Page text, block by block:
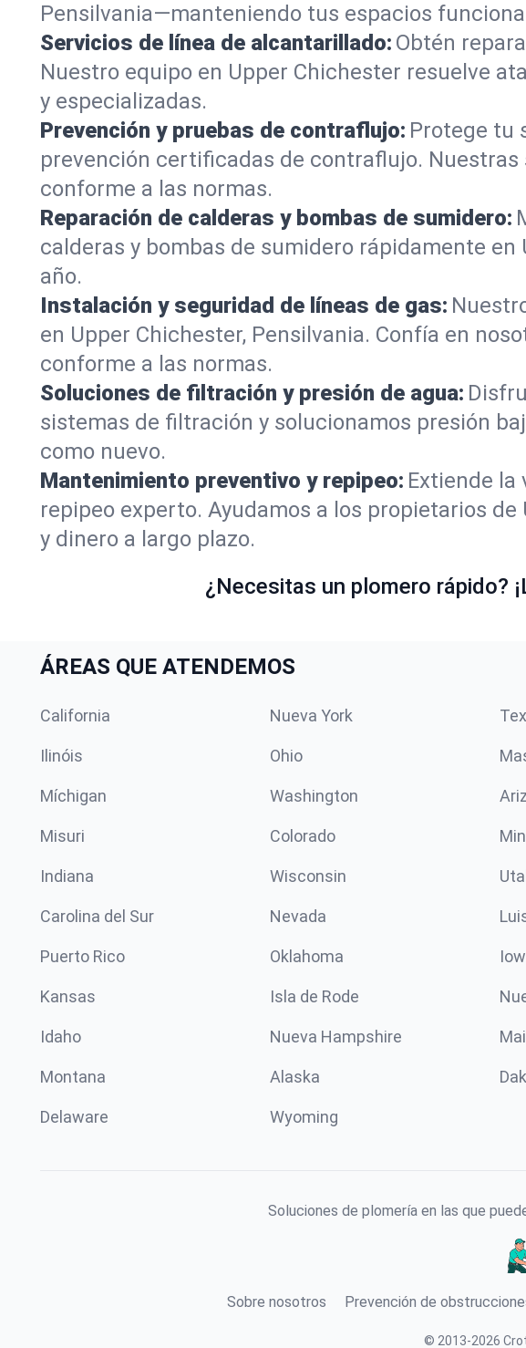
Pensilvania—manteniendo tus espacios
Servicios de línea de alcantarillado: Obtén
Nuestro equipo en Upper Chichester resuelve
y especializadas.
Prevención y pruebas de contraflujo: Protege tu
prevención certificadas de contraflujo.
conforme a las normas.
Reparación de calderas y bombas de sumidero:
calderas y bombas de sumidero rápidamente
año.
Instalación y seguridad de líneas de gas:
en Upper Chichester, Pensilvania. Confía en
conforme a las normas.
Soluciones de filtración y presión de agua:
sistemas de filtración y solucionamos presión
como nuevo.
Mantenimiento preventivo y repipeo: Extiende
repipeo experto. Ayudamos a los propietarios
y dinero a largo plazo.
¿Necesitas un plomero rápido?
ÁREAS QUE ATENDEMOS
California Nueva York
Ilinóis Ohio
Míchigan Washington
Misuri Colorado
Indiana Wisconsin
Carolina del Sur Nevada
Puerto Rico Oklahoma
Kansas Isla de Rode
Idaho Nueva Hampshire
Montana Alaska
Delaware Wyoming
Soluciones de plomería en las que
Sobre nosotros Prevención de
© 2013-2026